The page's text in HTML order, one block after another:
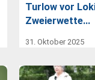
Turlow vor
Zweierwette…
31. Oktober 2025